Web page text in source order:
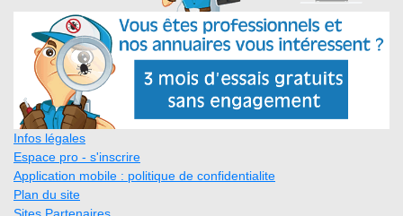
Infos légales
Espace pro - s'inscrire
Application mobile : politique de confidentialite
Plan du site